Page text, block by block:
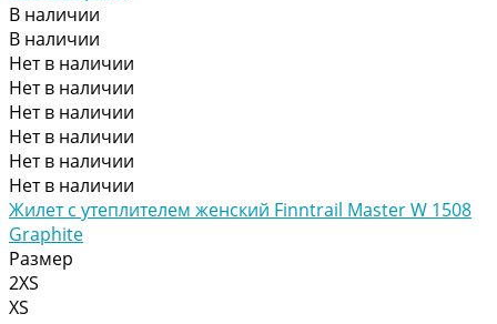
В наличии
В наличии
Нет в наличии
Нет в наличии
Нет в наличии
Нет в наличии
Нет в наличии
Нет в наличии
Жилет с утеплителем женский Finntrail Master W 1508
Graphite
Размер
2XS
XS